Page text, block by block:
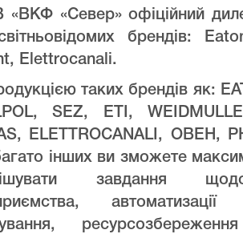
«ВКФ «Север» офіційний
брендів:
Elettrocanali.
таких брендів як:
SEZ, ETI,
ELETTROCANALI, ОВЕН,
інших ви зможете
завдання щодо